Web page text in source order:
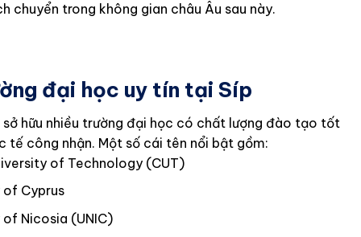
trong không gian châu Âu sau này.
đại học uy tín tại Síp
sở hữu nhiều trường đại học có chất lượng đào tạo tốt
tế công nhận. Một số cái tên nổi bật gồm:
of Technology (CUT)
Cyprus
Nicosia (UNIC)